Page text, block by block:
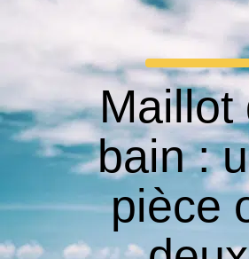
Maillot
bain :
pièce